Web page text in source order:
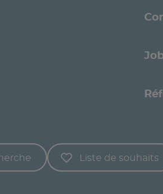
Liste de souhaits